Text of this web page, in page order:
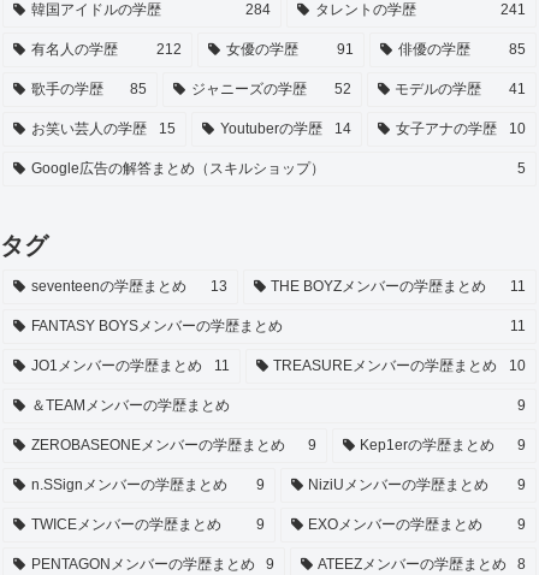
韓国アイドルの学歴 284 タレントの学歴 241
有名人の学歴 212 女優の学歴 91 俳優の学歴 85
歌手の学歴 85 ジャニーズの学歴 52 モデルの学歴 41
お笑い芸人の学歴 15 Youtuberの学歴 14 女子アナの学歴 10
Google広告の解答まとめ（スキルショップ） 5
タグ
seventeenの学歴まとめ 13 THE BOYZメンバーの学歴まとめ 11
FANTASY BOYSメンバーの学歴まとめ 11
JO1メンバーの学歴まとめ 11 TREASUREメンバーの学歴まとめ 10
＆TEAMメンバーの学歴まとめ 9
ZEROBASEONEメンバーの学歴まとめ 9 Kep1erの学歴まとめ 9
n.SSignメンバーの学歴まとめ 9 NiziUメンバーの学歴まとめ 9
TWICEメンバーの学歴まとめ 9 EXOメンバーの学歴まとめ 9
PENTAGONメンバーの学歴まとめ 9 ATEEZメンバーの学歴まとめ 8